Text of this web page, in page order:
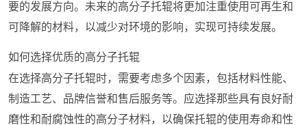
要的发展方向。未来的高分子托辊将更加注重使用可再生和
可降解的材料，以减少对环境的影响，实现可持续发展。
如何选择优质的高分子托辊
在选择高分子托辊时，需要考虑多个因素，包括材料性能、
制造工艺、品牌信誉和售后服务等。应选择那些具有良好耐
磨性和耐腐蚀性的高分子材料，以确保托辊的使用寿命和性